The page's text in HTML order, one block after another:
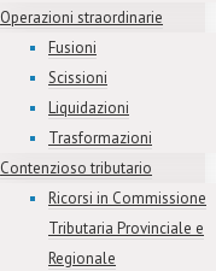
Operazioni straordinarie
Fusioni
Scissioni
Liquidazioni
Trasformazioni
Contenzioso tributario
Ricorsi in Commissione
Tributaria Provinciale e
Regionale